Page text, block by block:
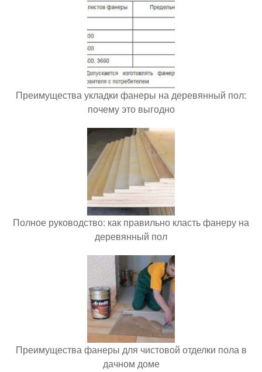
Преимущества укладки фанеры на деревянный пол:
почему это выгодно
Полное руководство: как правильно класть фанеру на
деревянный пол
Преимущества фанеры для чистовой отделки пола в
дачном доме